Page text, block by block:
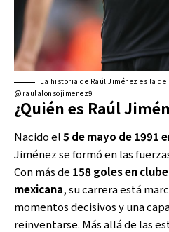
La historia de Raúl Jiménez es la
@raulalonsojimenez9
¿Quién es Raúl
Nacido el5 de mayo de 1991
Jiménez se formó en las
Con más de 158 goles en
mexicana, su carrera está
momentos decisivos y una
reinventarse. Más allá de las